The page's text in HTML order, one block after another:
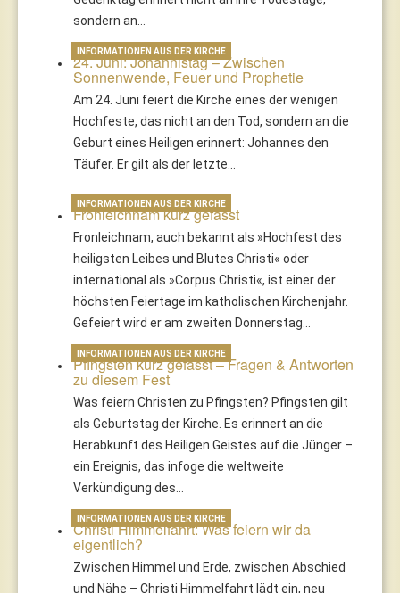
sondern an…
24. Juni: Johannistag – Zwischen
Sonnenwende, Feuer und Prophetie
Am 24. Juni feiert die Kirche eines der wenigen
Hochfeste, das nicht an den Tod, sondern an die
Geburt eines Heiligen erinnert: Johannes den
Täufer. Er gilt als der letzte…
INFORMATIONEN AUS DER KIRCHE
Fronleichnam kurz gefasst
Fronleichnam, auch bekannt als »Hochfest des
heiligsten Leibes und Blutes Christi« oder
international als »Corpus Christi«, ist einer der
höchsten Feiertage im katholischen Kirchenjahr.
Gefeiert wird er am zweiten Donnerstag…
INFORMATIONEN AUS DER KIRCHE
Pfingsten kurz gefasst – Fragen & Antworten
zu diesem Fest
Was feiern Christen zu Pfingsten? Pfingsten gilt
als Geburtstag der Kirche. Es erinnert an die
Herabkunft des Heiligen Geistes auf die Jünger –
ein Ereignis, das infoge die weltweite
Verkündigung des…
INFORMATIONEN AUS DER KIRCHE
Christi Himmelfahrt: Was feiern wir da
eigentlich?
Zwischen Himmel und Erde, zwischen Abschied
und Nähe – Christi Himmelfahrt lädt ein, neu
INFORMATIONEN AUS DER KIRCHE